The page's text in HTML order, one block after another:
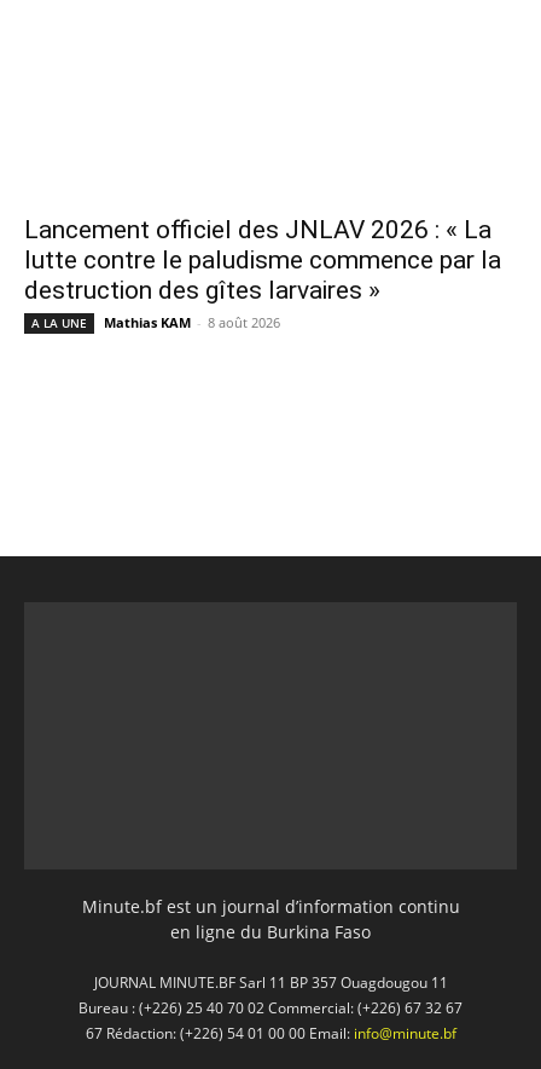
Lancement officiel des JNLAV 2026 : « La
lutte contre le paludisme commence par la
destruction des gîtes larvaires »
A LA UNE Mathias KAM - 8 août 2026
Minute.bf est un journal d’information continu
en ligne du Burkina Faso
JOURNAL MINUTE.BF Sarl 11 BP 357 Ouagdougou 11
Bureau : (+226) 25 40 70 02 Commercial: (+226) 67 32 67
67 Rédaction: (+226) 54 01 00 00 Email: info@minute.bf